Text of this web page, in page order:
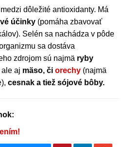
dôležité antioxidanty. Má
účinky (pomáha zbavovať
Selén sa nachádza v pôde
sa dostáva
zdrojom sú najmä ryby
aj mäso, či orechy (najmä
cesnak a tiež sójové bôby.